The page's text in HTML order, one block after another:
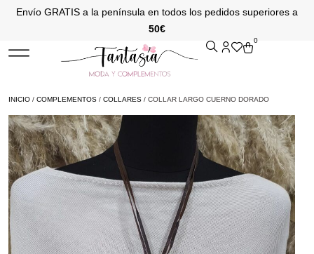
Envío GRATIS a la península en todos los pedidos superiores a
50€
0
INICIO / COMPLEMENTOS / COLLARES / COLLAR LARGO CUERNO DORADO